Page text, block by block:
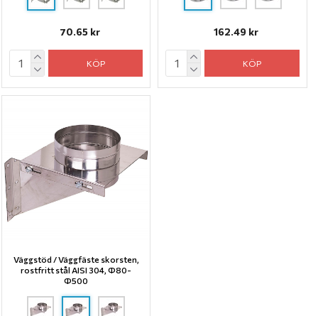
70.65 kr
KÖP
162.49 kr
KÖP
Väggstöd / Väggfäste skorsten,
rostfritt stål AISI 304, Ф80-
Ф500